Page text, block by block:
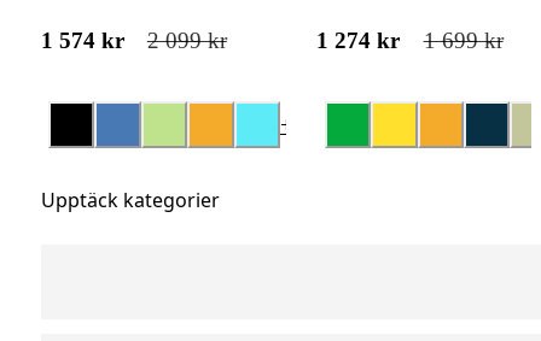
1 574 kr 2 099 kr
+
1 274 kr 1 699 kr
Upptäck kategorier